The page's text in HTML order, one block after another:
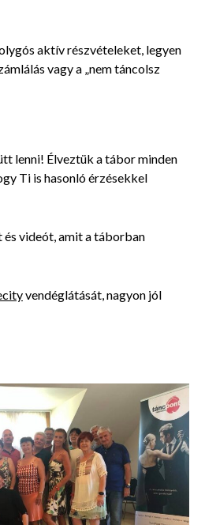
aktív részvételeket, legyen
vagy a „nem táncolsz
lenni! Élveztük a tábor minden
Ti is hasonló érzésekkel
videót, amit a táborban
vendéglátását, nagyon jól